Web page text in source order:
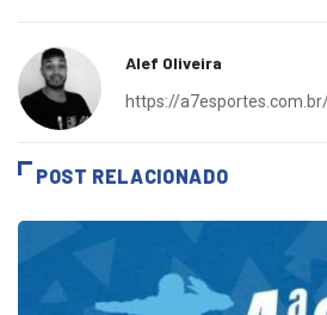
Alef Oliveira
https://a7esportes.com.br/
POST RELACIONADO